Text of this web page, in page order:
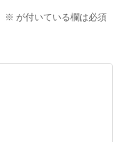
※ が付いている欄は必須